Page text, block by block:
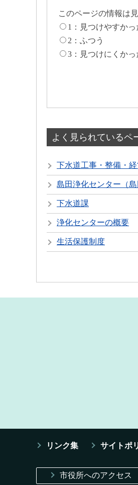
このページの情報は
1：見つけやすかっ
2：ふつう
3：見つけにくかっ
よく見られているペ
下水道工事・整備・
島田浄化センター（島
下水道課
浄化センターの概要
生活保護制度
リンク集 サイトポ
市役所へのアクセス